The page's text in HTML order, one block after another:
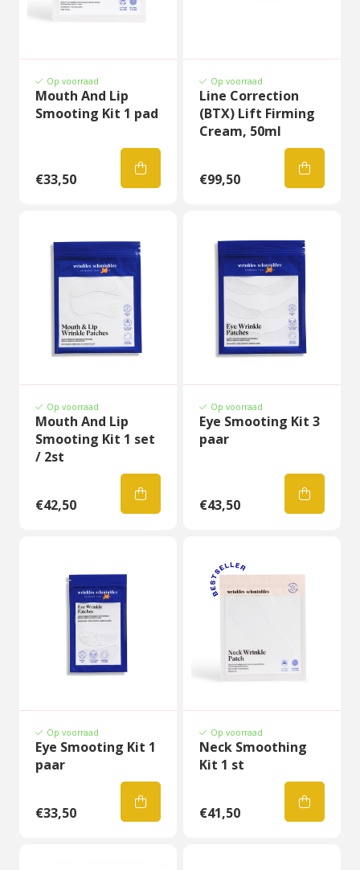
Op voorraad
Mouth And Lip
Smooting Kit 1 pad
€33,50
Op voorraad
Line Correction
(BTX) Lift Firming
Cream, 50ml
€99,50
Op voorraad
Mouth And Lip
Smooting Kit 1 set
/ 2st
€42,50
Op voorraad
Eye Smooting Kit 3
paar
€43,50
Op voorraad
Eye Smooting Kit 1
paar
€33,50
Op voorraad
Neck Smoothing
Kit 1 st
€41,50